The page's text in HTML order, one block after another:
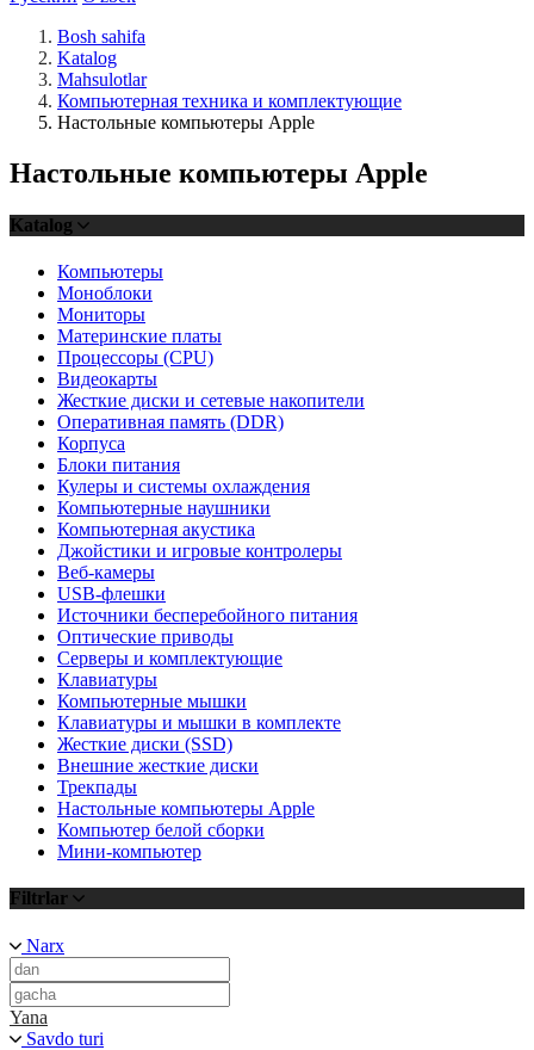
Bosh sahifa
Katalog
Mahsulotlar
Компьютерная техника и комплектующие
Настольные компьютеры Apple
Настольные компьютеры Apple
Katalog
Компьютеры
Моноблоки
Мониторы
Материнские платы
Процессоры (CPU)
Видеокарты
Жесткие диски и сетевые накопители
Оперативная память (DDR)
Корпуса
Блоки питания
Кулеры и системы охлаждения
Компьютерные наушники
Компьютерная акустика
Джойстики и игровые контролеры
Веб-камеры
USB-флешки
Источники бесперебойного питания
Оптические приводы
Серверы и комплектующие
Клавиатуры
Компьютерные мышки
Клавиатуры и мышки в комплекте
Жесткие диски (SSD)
Внешние жесткие диски
Трекпады
Настольные компьютеры Apple
Компьютер белой сборки
Мини-компьютер
Filtrlar
Narx
Yana
Savdo turi